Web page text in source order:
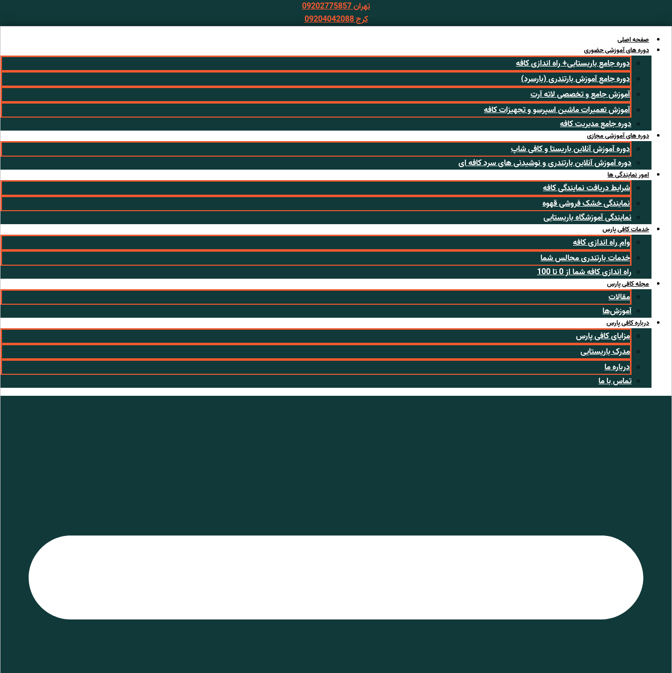
تهران 09202775857
کرج 09204042088
صفحه اصلی
دوره های آموزشی حضوری
دوره جامع باریستایی+ راه اندازی کافه
دوره جامع آموزش بارتندری (بارسرد)
آموزش جامع و تخصصی لاته آرت
آموزش تعمیرات ماشین اسپرسو و تجهیزات کافه
دوره جامع مدیریت کافه
دوره های آموزشی مجازی
دوره آموزش آنلاین باریستا و کافی شاپ
دوره آموزش آنلاین بارتندری و نوشیدنی های سرد کافه ای
امور نمایندگی ها
شرایط دریافت نمایندگی کافه
نمایندگی خشک فروشی قهوه
نمایندگی آموزشگاه باریستایی
خدمات کافی پارس
وام راه اندازی کافه
خدمات بارتندری مجالس شما
راه اندازی کافه شما از 0 تا 100
مجله کافی پارس
مقالات
آموزش‌ها
درباره کافی پارس
مزایای کافی پارس
مدرک باریستایی
درباره ما
تماس با ما